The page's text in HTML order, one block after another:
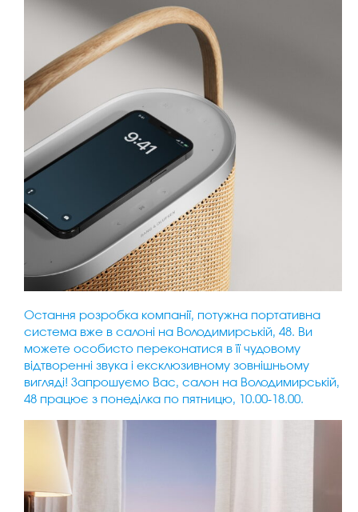
Остання розробка компанії, потужна портативна
система вже в салоні на Володимирській, 48. Ви
можете особисто переконатися в її чудовому
відтворенні звука і ексклюзивному зовнішньому
вигляді! Запрошуємо Вас, салон на Володимирській,
48 працює з понеділка по пятницю, 10.00-18.00.